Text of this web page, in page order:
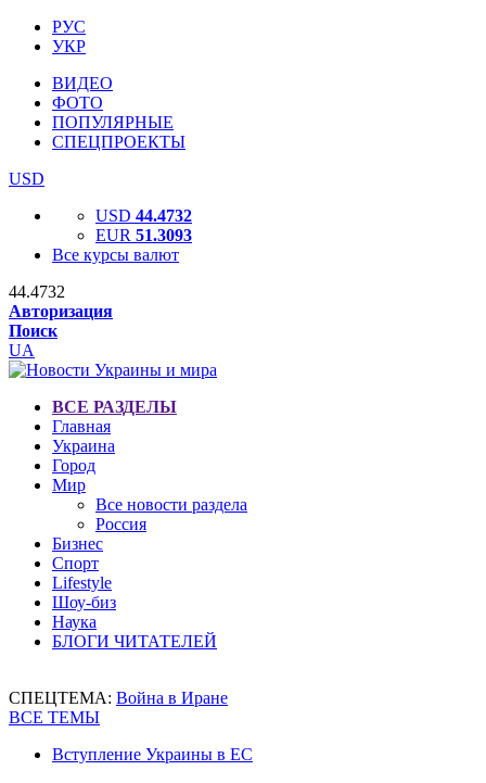
РУС
УКР
ВИДЕО
ФОТО
ПОПУЛЯРНЫЕ
СПЕЦПРОЕКТЫ
USD
USD 44.4732
EUR 51.3093
Все курсы валют
44.4732
Авторизация
Поиск
UA
ВСЕ РАЗДЕЛЫ
Главная
Украина
Город
Мир
Все новости раздела
Россия
Бизнес
Спорт
Lifestyle
Шоу-биз
Наука
БЛОГИ ЧИТАТЕЛЕЙ
СПЕЦТЕМА: Война в Иране
ВСЕ ТЕМЫ
Вступление Украины в ЕС